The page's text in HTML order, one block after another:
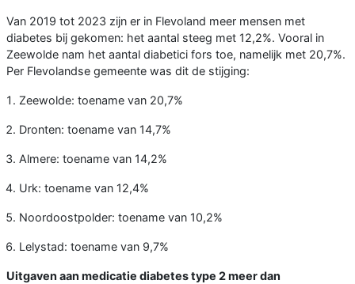
Van 2019 tot 2023 zijn er in Flevoland meer mensen met
diabetes bij gekomen: het aantal steeg met 12,2%. Vooral in
Zeewolde nam het aantal diabetici fors toe, namelijk met 20,7%.
Per Flevolandse gemeente was dit de stijging:
Zeewolde: toename van 20,7%
Dronten: toename van 14,7%
Almere: toename van 14,2%
Urk: toename van 12,4%
Noordoostpolder: toename van 10,2%
Lelystad: toename van 9,7%
Uitgaven aan medicatie diabetes type 2 meer dan